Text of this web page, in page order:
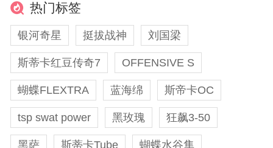
热门标签
银河奇星 挺拔战神 刘国梁
斯蒂卡红豆传奇7 OFFENSIVE S
蝴蝶FLEXTRA 蓝海绵 斯帝卡OC
tsp swat power 黑玫瑰 狂飙3-50
黑萨 斯蒂卡Tube 蝴蝶水谷隼